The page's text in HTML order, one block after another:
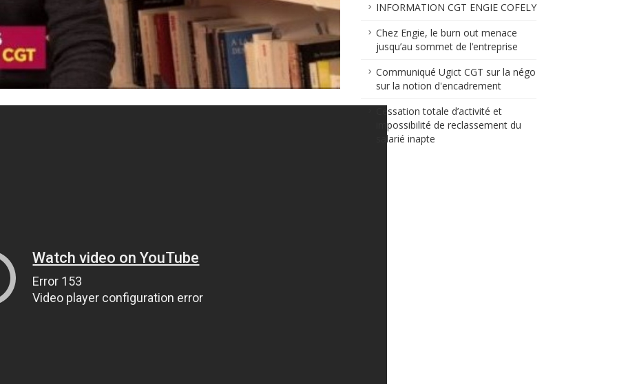
INFORMATION CGT ENGIE COFELY
Chez Engie, le burn out menace
jusqu’au sommet de l’entreprise
Communiqué Ugict CGT sur la négo
sur la notion d'encadrement
Cessation totale d’activité et
impossibilité de reclassement du
salarié inapte